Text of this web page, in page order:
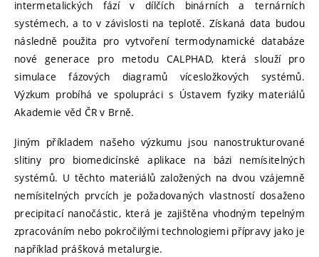
intermetalických fází v dílčích binárních a ternárních
systémech, a to v závislosti na teplotě. Získaná data budou
následně použita pro vytvoření termodynamické databáze
nové generace pro metodu CALPHAD, která slouží pro
simulace fázových diagramů vícesložkových systémů.
Výzkum probíhá ve spolupráci s Ústavem fyziky materiálů
Akademie věd ČR v Brně.
Jiným příkladem našeho výzkumu jsou nanostrukturované
slitiny pro biomedicínské aplikace na bázi nemísitelných
systémů. U těchto materiálů založených na dvou vzájemně
nemísitelných prvcích je požadovaných vlastností dosaženo
precipitací nanočástic, která je zajištěna vhodným tepelným
zpracováním nebo pokročilými technologiemi přípravy jako je
například prášková metalurgie.